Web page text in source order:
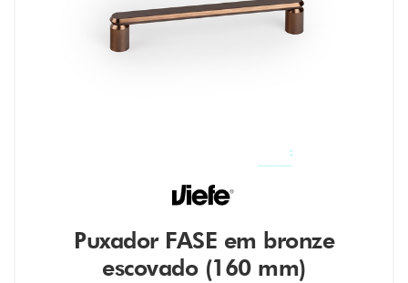
Puxador FASE em bronze
escovado (160 mm)